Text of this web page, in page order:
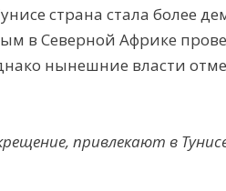
страна стала более
в Северной Африке
нынешние власти
привлекают в